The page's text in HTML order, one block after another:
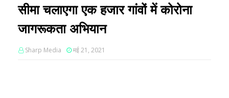
सीमा चलाएगा एक हजार गांवों में कोरोना
जागरूकता अभियान
Sharp Media मई 21, 2021